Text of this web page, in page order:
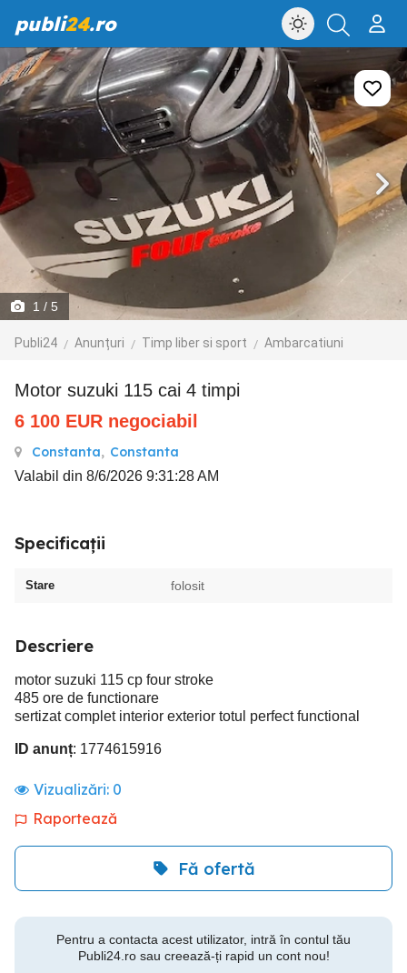
publi24.ro
1 / 5
Publi24 Anunțuri Timp liber si sport Ambarcatiuni
motor suzuki 115 cai 4 timpi
6 100 EUR negociabil
Constanta, Constanta
Valabil din 8/6/2026 9:31:28 AM
Specificații
Stare folosit
Descriere
motor suzuki 115 cp four stroke
485 ore de functionare
sertizat complet interior exterior totul perfect functional
ID anunț: 1774615916
Vizualizări: 0
Raportează
Fă ofertă
Pentru a contacta acest utilizator, intră în contul tău
Publi24.ro sau creează-ți rapid un cont nou!